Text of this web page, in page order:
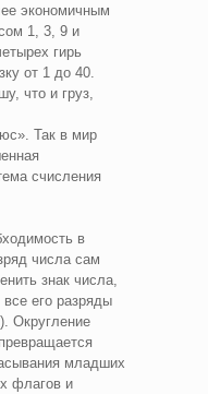
экономичным
1, 3, 9 и
гирь
от 1 до 40.
что и груз,
Так в мир
счисления
в
числа сам
знак числа,
все его разряды
Округление
младших
флагов и